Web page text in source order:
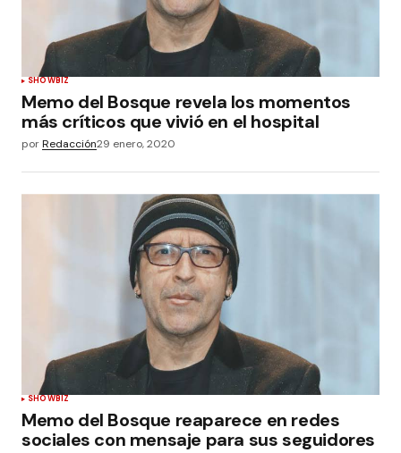
SHOWBIZ
Memo del Bosque revela los momentos
más críticos que vivió en el hospital
porRedacción29 enero, 2020
SHOWBIZ
Memo del Bosque reaparece en redes
sociales con mensaje para sus seguidores